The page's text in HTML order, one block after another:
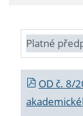
Platné
OD č. 8/